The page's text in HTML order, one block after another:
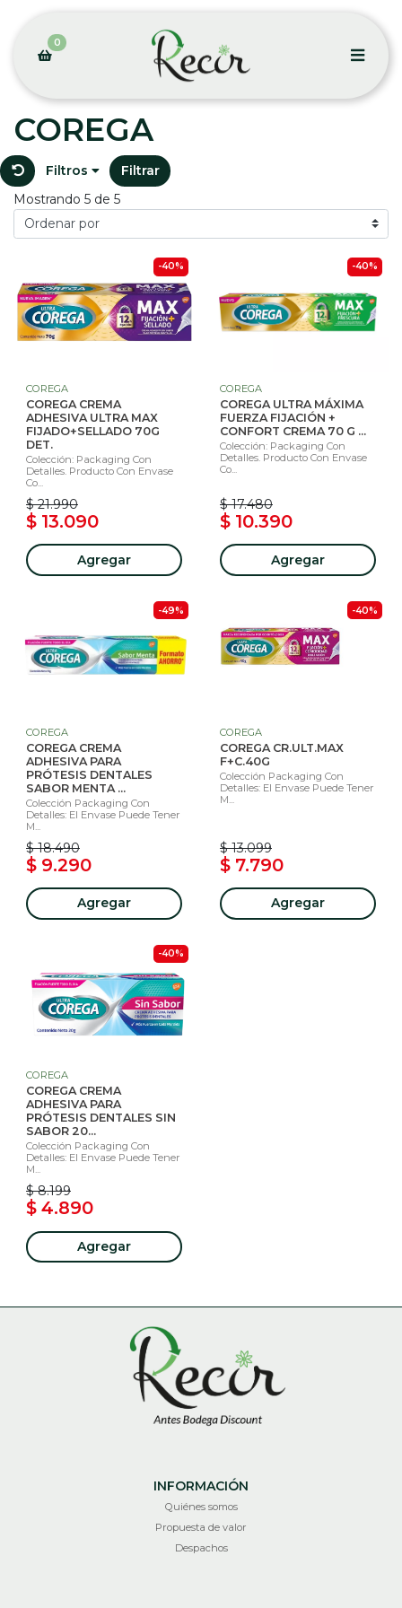
0
COREGA
Filtros
Filtrar
Mostrando 5 de 5
-40%
COREGA
COREGA CREMA
ADHESIVA ULTRA MAX
FIJADO+SELLADO 70G
DET.
Colección: Packaging Con
Detalles. Producto Con Envase
Co...
$ 21.990
$ 13.090
Agregar
-40%
COREGA
COREGA ULTRA MÁXIMA
FUERZA FIJACIÓN +
CONFORT CREMA 70 G ...
Colección: Packaging Con
Detalles. Producto Con Envase
Co...
$ 17.480
$ 10.390
Agregar
-49%
COREGA
COREGA CREMA
ADHESIVA PARA
PRÓTESIS DENTALES
SABOR MENTA ...
Colección Packaging Con
Detalles: El Envase Puede Tener
M...
$ 18.490
$ 9.290
Agregar
-40%
COREGA
COREGA CR.ULT.MAX
F+C.40G
Colección Packaging Con
Detalles: El Envase Puede Tener
M...
$ 13.099
$ 7.790
Agregar
-40%
COREGA
COREGA CREMA
ADHESIVA PARA
PRÓTESIS DENTALES SIN
SABOR 20...
Colección Packaging Con
Detalles: El Envase Puede Tener
M...
$ 8.199
$ 4.890
Agregar
INFORMACIÓN
Quiénes somos
Propuesta de valor
Despachos